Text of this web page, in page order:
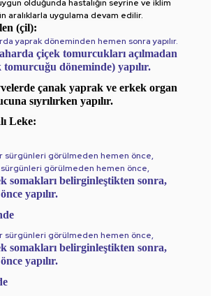
olduğunda hastalığın seyrine ve iklim
aralıklarla uygulama devam edilir.
(çil):
yaprak döneminden hemen sonra yapılır.
çiçek tomurcukları açılmadan
tomurcuğu döneminde) yapılır.
çanak yaprak ve erkek organ
sıyrılırken yapılır.
Leke:
sürgünleri görülmeden hemen önce,
sürgünleri görülmeden hemen önce,
somakları belirginleştikten sonra,
yapılır.
sürgünleri görülmeden hemen önce,
somakları belirginleştikten sonra,
yapılır.